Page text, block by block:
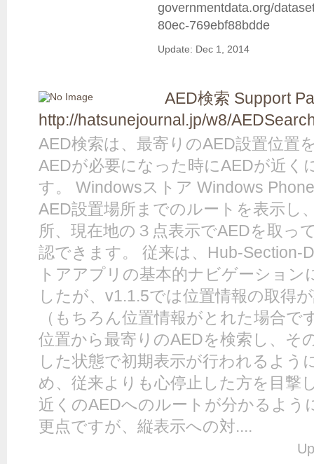
governmentdata.org/
80ec-769ebf88bdde
Update: Dec 1, 2014
AED検索 Support
http://hatsunejournal.jp/w8/
AED検索は、最寄りのAED設置位置
AEDが必要になった時にAEDが近く
す。 Windowsストア Windows
AED設置場所までのルートを表示し
所、現在地の３点表示でAEDを取っ
認できます。 従来は、Hub-Section-
トアアプリの基本的ナビゲーショ
したが、v1.1.5では位置情報の取得
（もちろん位置情報がとれた場合で
位置から最寄りのAEDを検索し、そ
した状態で初期表示が行われるよう
め、従来よりも心停止した方を目撃
近くのAEDへのルートが分かるよう
更点ですが、縦表示への対....